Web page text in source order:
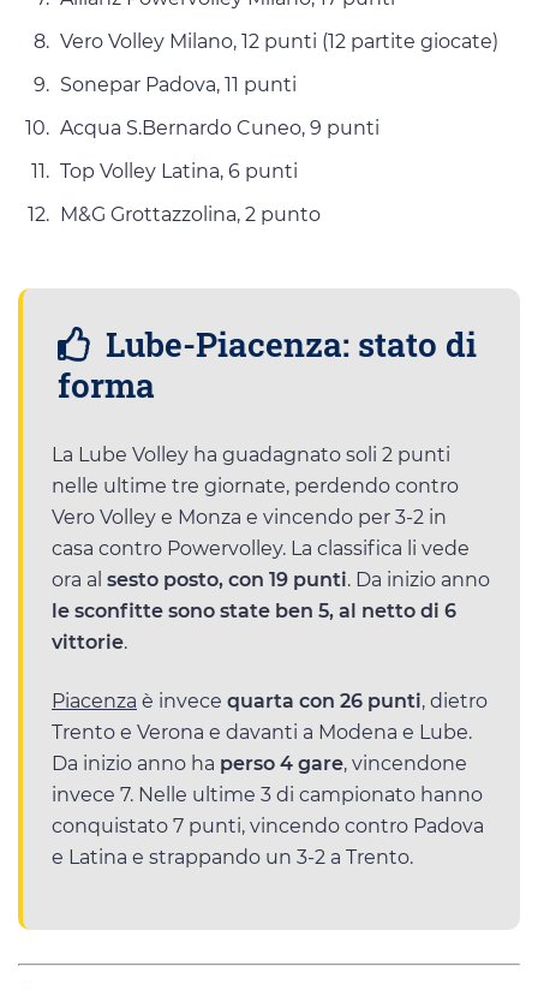
Vero Volley Milano, 12 punti (12 partite giocate)
Sonepar Padova, 11 punti
Acqua S.Bernardo Cuneo, 9 punti
Top Volley Latina, 6 punti
M&G Grottazzolina, 2 punto
Lube-Piacenza: stato di
forma
La Lube Volley ha guadagnato soli 2 punti
nelle ultime tre giornate, perdendo contro
Vero Volley e Monza e vincendo per 3-2 in
casa contro Powervolley. La classifica li vede
ora al sesto posto, con 19 punti. Da inizio anno
le sconfitte sono state ben 5, al netto di 6
vittorie.
Piacenza è invece quarta con 26 punti, dietro
Trento e Verona e davanti a Modena e Lube.
Da inizio anno ha perso 4 gare, vincendone
invece 7. Nelle ultime 3 di campionato hanno
conquistato 7 punti, vincendo contro Padova
e Latina e strappando un 3-2 a Trento.